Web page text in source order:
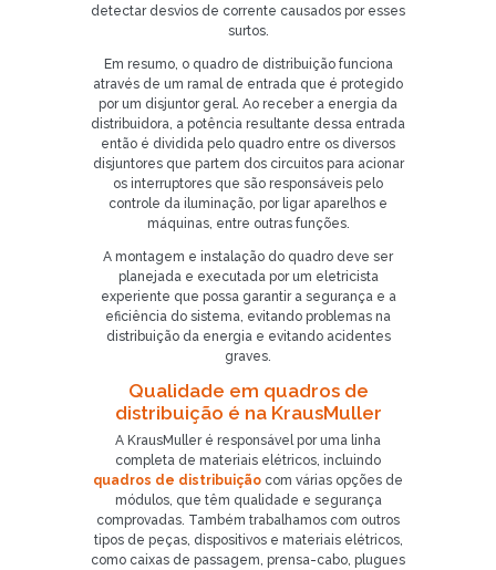
detectar desvios de corrente causados por esses
surtos.
Em resumo, o quadro de distribuição funciona
através de um ramal de entrada que é protegido
por um disjuntor geral. Ao receber a energia da
distribuidora, a potência resultante dessa entrada
então é dividida pelo quadro entre os diversos
disjuntores que partem dos circuitos para acionar
os interruptores que são responsáveis pelo
controle da iluminação, por ligar aparelhos e
máquinas, entre outras funções.
A montagem e instalação do quadro deve ser
planejada e executada por um eletricista
experiente que possa garantir a segurança e a
eficiência do sistema, evitando problemas na
distribuição da energia e evitando acidentes
graves.
Qualidade em quadros de
distribuição é na KrausMuller
A KrausMuller é responsável por uma linha
completa de materiais elétricos, incluindo
quadros de distribuição com várias opções de
módulos, que têm qualidade e segurança
comprovadas. Também trabalhamos com outros
tipos de peças, dispositivos e materiais elétricos,
como caixas de passagem, prensa-cabo, plugues
Já é nosso cliente?
SOLICITAR CONTATO
5